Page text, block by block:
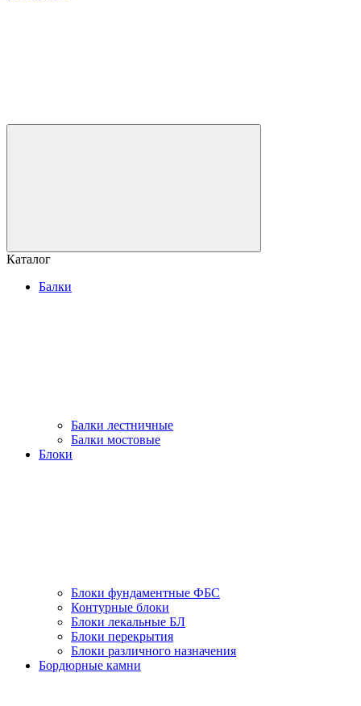
Каталог
Балки
Балки лестничные
Балки мостовые
Блоки
Блоки фундаментные ФБС
Контурные блоки
Блоки лекальные БЛ
Блоки перекрытия
Блоки различного назначения
Бордюрные камни